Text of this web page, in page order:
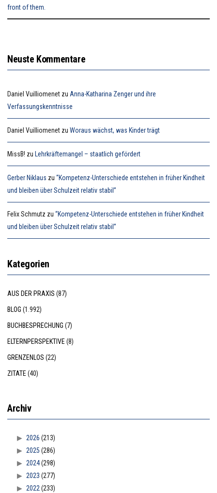
Neuste Kommentare
Daniel Vuilliomenet zu Anna-Katharina Zenger und ihre
Verfassungskenntnisse
Daniel Vuilliomenet zu Woraus wächst, was Kinder trägt
MissB! zu Lehrkräftemangel – staatlich gefördert
Gerber Niklaus zu “Kompetenz-Unterschiede entstehen in früher Kindheit
und bleiben über Schulzeit relativ stabil”
Felix Schmutz zu “Kompetenz-Unterschiede entstehen in früher Kindheit
und bleiben über Schulzeit relativ stabil”
Kategorien
AUS DER PRAXIS (87)
BLOG (1.992)
BUCHBESPRECHUNG (7)
ELTERNPERSPEKTIVE(8)
GRENZENLOS (22)
ZITATE(40)
Archiv
2026 (213)
2025 (286)
2024(298)
2023 (277)
2022(233)